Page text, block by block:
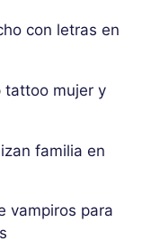
con letras en
tattoo mujer y
familia en
vampiros para